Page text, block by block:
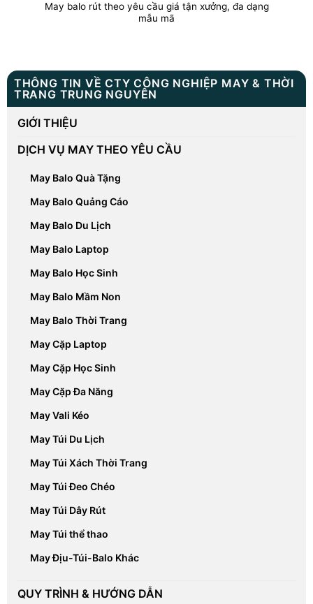
THÔNG TIN VỀ CTY CÔNG NGHIỆP MAY & THỜI
TRANG TRUNG NGUYÊN
GIỚI THIỆU
DỊCH VỤ MAY THEO YÊU CẦU
May Balo Quà Tặng
May Balo Quảng Cáo
May Balo Du Lịch
May Balo Laptop
May Balo Học Sinh
May Balo Mầm Non
May Balo Thời Trang
May Cặp Laptop
May Cặp Học Sinh
May Cặp Đa Năng
May Vali Kéo
May Túi Du Lịch
May Túi Xách Thời Trang
May Túi Đeo Chéo
May Túi Dây Rút
May Túi thể thao
May Địu-Túi-Balo Khác
QUY TRÌNH & HƯỚNG DẪN
May balo rút theo yêu cầu giá tận xưởng, đa dạng
mẫu mã